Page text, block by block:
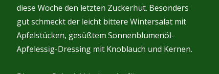
diese Woche den letzten Zuckerhut. Besonders
gut schmeckt der leicht bittere Wintersalat mit
Apfelstücken, gesüßtem Sonnenblumenöl-
Apfelessig-Dressing mit Knoblauch und Kernen.